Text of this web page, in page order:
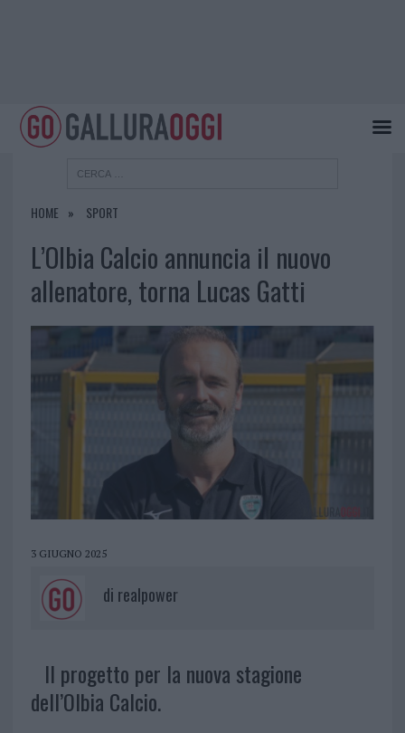
HOME SPORT
L’Olbia Calcio annuncia il nuovo
allenatore, torna Lucas Gatti
3 GIUGNO 2025
di realpower
Il progetto per la nuova stagione
dell’Olbia Calcio.